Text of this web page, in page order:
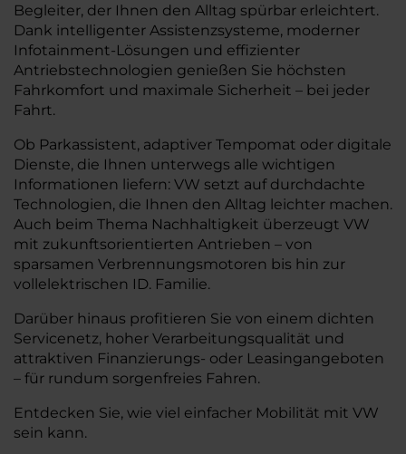
Begleiter, der Ihnen den Alltag spürbar erleichtert.
Dank intelligenter Assistenzsysteme, moderner
Infotainment-Lösungen und effizienter
Antriebstechnologien genießen Sie höchsten
Fahrkomfort und maximale Sicherheit – bei jeder
Fahrt.
Ob Parkassistent, adaptiver Tempomat oder digitale
Dienste, die Ihnen unterwegs alle wichtigen
Informationen liefern: VW setzt auf durchdachte
Technologien, die Ihnen den Alltag leichter machen.
Auch beim Thema Nachhaltigkeit überzeugt VW
mit zukunftsorientierten Antrieben – von
sparsamen Verbrennungsmotoren bis hin zur
vollelektrischen ID. Familie.
Darüber hinaus profitieren Sie von einem dichten
Servicenetz, hoher Verarbeitungsqualität und
attraktiven Finanzierungs- oder Leasingangeboten
– für rundum sorgenfreies Fahren.
Entdecken Sie, wie viel einfacher Mobilität mit VW
sein kann.